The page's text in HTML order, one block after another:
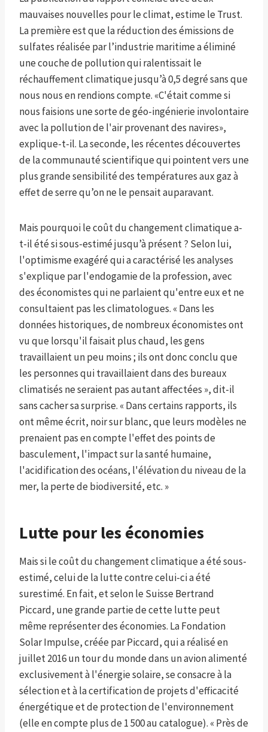
mauvaises nouvelles pour le climat, estime le Trust.
La première est que la réduction des émissions de
sulfates réalisée par l’industrie maritime a éliminé
une couche de pollution qui ralentissait le
réchauffement climatique jusqu’à 0,5 degré sans que
nous nous en rendions compte. «C'était comme si
nous faisions une sorte de géo-ingénierie involontaire
avec la pollution de l'air provenant des navires»,
explique-t-il. La seconde, les récentes découvertes
de la communauté scientifique qui pointent vers une
plus grande sensibilité des températures aux gaz à
effet de serre qu’on ne le pensait auparavant.
Mais pourquoi le coût du changement climatique a-
t-il été si sous-estimé jusqu’à présent ? Selon lui,
l'optimisme exagéré qui a caractérisé les analyses
s'explique par l'endogamie de la profession, avec
des économistes qui ne parlaient qu'entre eux et ne
consultaient pas les climatologues. « Dans les
données historiques, de nombreux économistes ont
vu que lorsqu'il faisait plus chaud, les gens
travaillaient un peu moins ; ils ont donc conclu que
les personnes qui travaillaient dans des bureaux
climatisés ne seraient pas autant affectées », dit-il
sans cacher sa surprise. « Dans certains rapports, ils
ont même écrit, noir sur blanc, que leurs modèles ne
prenaient pas en compte l'effet des points de
basculement, l'impact sur la santé humaine,
l'acidification des océans, l'élévation du niveau de la
mer, la perte de biodiversité, etc. »
Lutte pour les économies
Mais si le coût du changement climatique a été sous-
estimé, celui de la lutte contre celui-ci a été
surestimé. En fait, et selon le Suisse Bertrand
Piccard, une grande partie de cette lutte peut
même représenter des économies. La Fondation
Solar Impulse, créée par Piccard, qui a réalisé en
juillet 2016 un tour du monde dans un avion alimenté
exclusivement à l'énergie solaire, se consacre à la
sélection et à la certification de projets d'efficacité
énergétique et de protection de l'environnement
(elle en compte plus de 1 500 au catalogue). « Près de